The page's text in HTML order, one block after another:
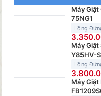
Máy
75NG1
Lồng
Máy Giặt
Y85HV-S
Lồng
Máy